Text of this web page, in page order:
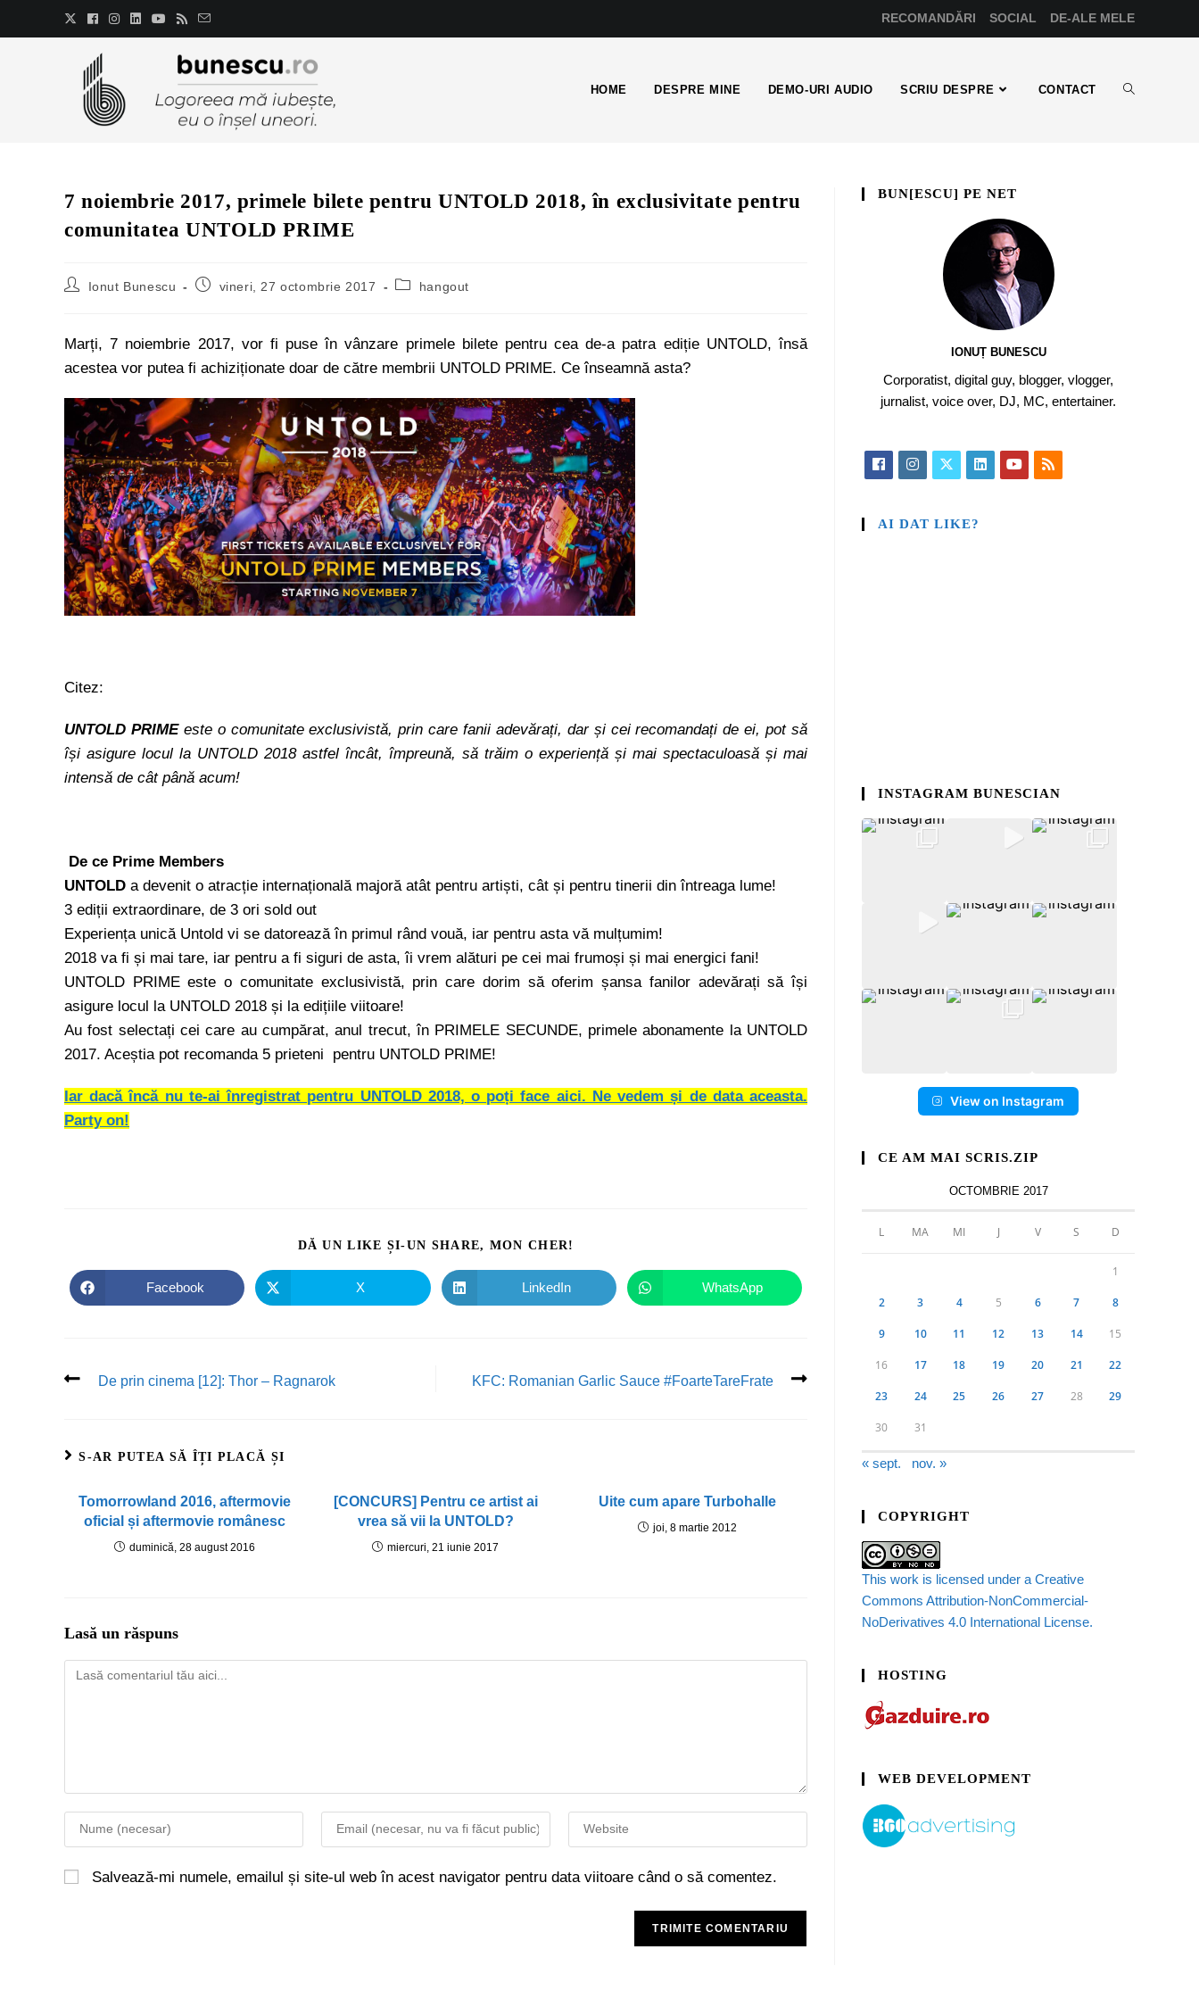
RECOMANDĂRI SOCIAL DE-ALE MELE
HOME DESPRE MINE DEMO-URI AUDIO SCRIU DESPRE CONTACT
7 noiembrie 2017, primele bilete pentru UNTOLD 2018, în exclusivitate pentru
comunitatea UNTOLD PRIME
Ionut Bunescu vineri, 27 octombrie 2017 hangout
Marți, 7 noiembrie 2017, vor fi puse în vânzare primele bilete pentru cea de-a patra ediție UNTOLD, însă
acestea vor putea fi achiziționate doar de către membrii UNTOLD PRIME. Ce înseamnă asta?
Citez:
UNTOLD PRIMEeste o comunitate exclusivistă, prin care fanii adevărați, dar și cei recomandați de ei, pot să
își asigure locul la UNTOLD 2018 astfel încât, împreună, să trăim o experiență și mai spectaculoasă și mai
intensă de cât până acum!
De ce Prime Members
UNTOLD a devenit o atracție internațională majoră atât pentru artiști, cât și pentru tinerii din întreaga lume!
3 ediții extraordinare, de 3 ori sold out
Experiența unică Untold vi se datorează în primul rând vouă, iar pentru asta vă mulțumim!
2018 va fi și mai tare, iar pentru a fi siguri de asta, îi vrem alături pe cei mai frumoși și mai energici fani!
UNTOLD PRIME este o comunitate exclusivistă, prin care dorim să oferim șansa fanilor adevărați să își
asigure locul la UNTOLD 2018 și la edițiile viitoare!
Au fost selectați cei care au cumpărat, anul trecut, în PRIMELE SECUNDE, primele abonamente la UNTOLD
2017. Aceștia pot recomanda 5 prieteni
pentru UNTOLD PRIME!
Iar dacă încă nu te-ai înregistrat pentru UNTOLD 2018, o poți face aici. Ne vedem și de data aceasta.
Party on!
DĂ UN LIKE ȘI-UN SHARE, MON CHER!
Facebook X LinkedIn WhatsApp
De prin cinema [12]: Thor – Ragnarok KFC: Romanian Garlic Sauce #FoarteTareFrate
S-AR PUTEA SĂ ÎȚI PLACĂ ȘI
Tomorrowland 2016, aftermovie
oficial și aftermovie românesc
duminică, 28 august 2016
[CONCURS] Pentru ce artist ai
vrea să vii la UNTOLD?
miercuri, 21 iunie 2017
Uite cum apare Turbohalle
joi, 8 martie 2012
Lasă un răspuns
Salvează-mi numele, emailul și site-ul web în acest navigator pentru data viitoare când o să comentez.
BUN[ESCU] PE NET
IONUȚ BUNESCU
Corporatist, digital guy, blogger, vlogger,
jurnalist, voice over, DJ, MC, entertainer.
AI DAT LIKE?
INSTAGRAM BUNESCIAN
View on Instagram
CE AM MAI SCRIS.ZIP
OCTOMBRIE 2017
L MA MI J V S D
1
2 3 4 5 6 7 8
9 10 11 12 13 14 15
16 17 18 19 20 21 22
23 24 25 26 27 28 29
30 31
« sept. nov. »
COPYRIGHT
This work is licensed under a Creative
Commons Attribution-NonCommercial-
NoDerivatives 4.0 International License.
HOSTING
WEB DEVELOPMENT